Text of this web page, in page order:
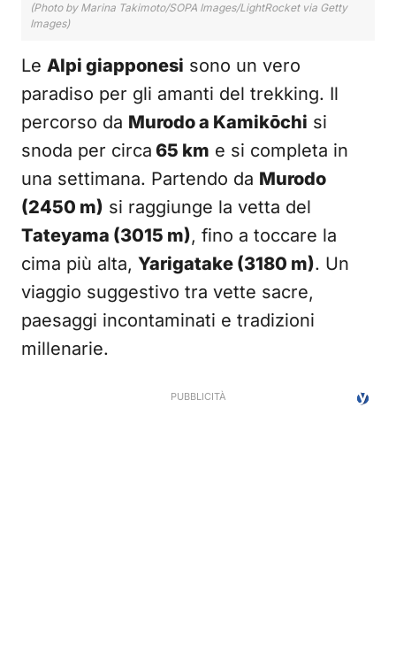
(Photo by Marina Takimoto/SOPA Images/LightRocket via Getty
Images)
Le Alpi giapponesi sono un vero
paradiso per gli amanti del trekking. Il
percorso da Murodo a Kamikōchi si
snoda per circa 65 km e si completa in
una settimana. Partendo da Murodo
(2450 m) si raggiunge la vetta del
Tateyama (3015 m), fino a toccare la
cima più alta, Yarigatake (3180 m). Un
viaggio suggestivo tra vette sacre,
paesaggi incontaminati e tradizioni
millenarie.